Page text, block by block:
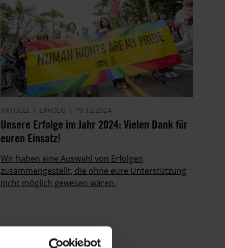
AKTUELL ERFOLG 19.12.2024
Unsere Erfolge im Jahr 2024: Vielen Dank für
euren Einsatz!
Wir haben eine Auswahl von Erfolgen
zusammengestellt, die ohne eure Unterstützung
nicht möglich gewesen wären.